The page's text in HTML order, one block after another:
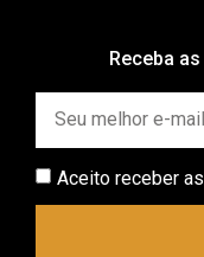
Receba
Aceito receber